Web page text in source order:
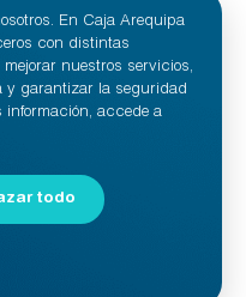
20100209641
reservados.
de Arequipa S.A.
En Caja Arequipa
con distintas
nuestros servicios,
y garantizar la seguridad
información, accede a
todo